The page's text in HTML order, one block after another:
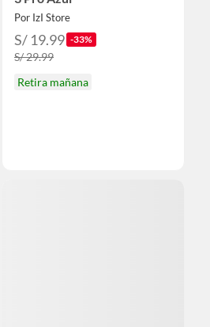
Por IzI Store
S/ 19.99 -33%
S/ 29.99
Retira mañana